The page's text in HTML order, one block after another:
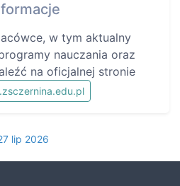
w tym aktualny
nauczania oraz
na oficjalnej stronie
lip 2026